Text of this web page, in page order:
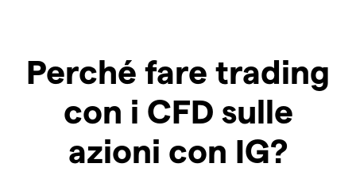
Perché fare trading
con i CFD sulle
azioni con IG?